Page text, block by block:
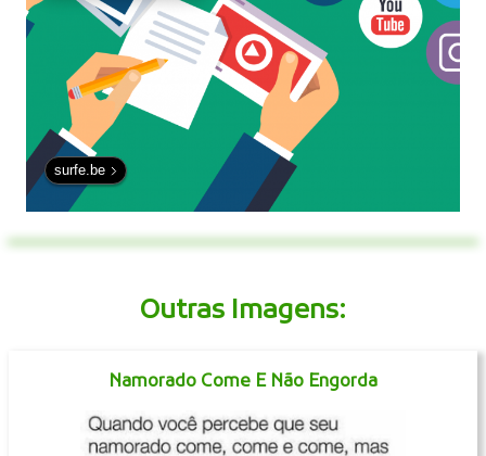
surfe.be
Outras Imagens:
Namorado Come E Não Engorda